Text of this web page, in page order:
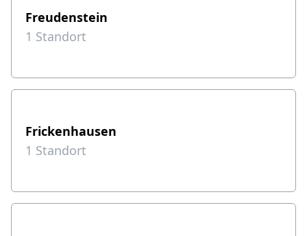
Freudenstein
1 Standort
Frickenhausen
1 Standort